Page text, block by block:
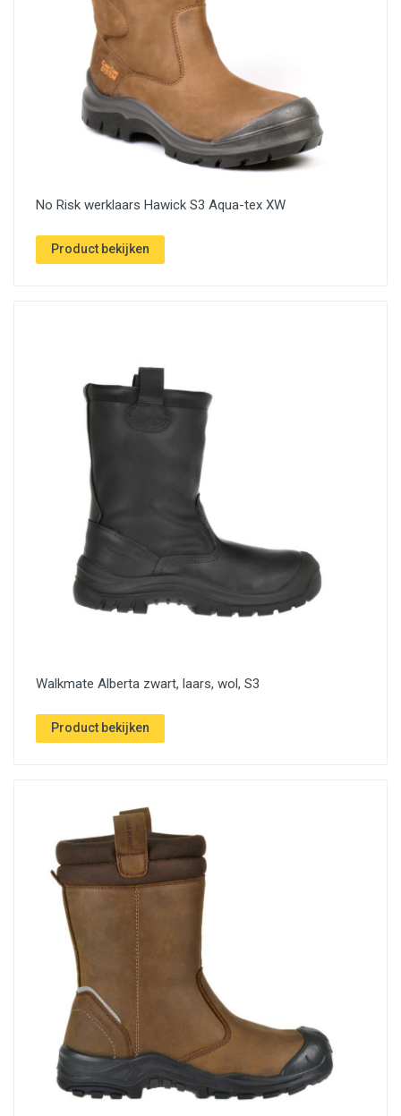
No Risk werklaars Hawick S3 Aqua-tex XW
Product bekijken
Walkmate Alberta zwart, laars, wol, S3
Product bekijken